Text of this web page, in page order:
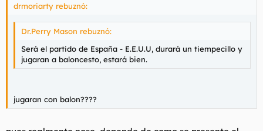
drmoriarty rebuznó:
Dr.Perry Mason rebuznó:
Será el partido de España - E.E.U.U, durará un tiempecillo y
jugaran a baloncesto, estará bien.
jugaran con balon????